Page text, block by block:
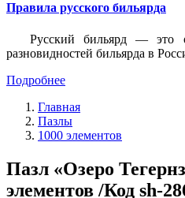
Правила русского бильярда
Русский бильярд — это
разновидностей бильярда в
Подробнее
Главная
Пазлы
1000 элементов
Пазл «Озеро
элементов /Код sh-